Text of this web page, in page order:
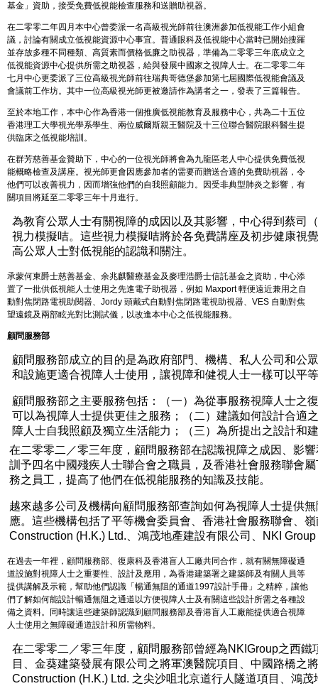
基金」資助，接受免費低視能檢查服務和送贈助視器。
在二零零二年四月本中心曾委派一名高級視光師前往澳洲參加低視能工作小組會
議，討論有關成立低視能資源中心事宜。普通眼科及低視能中心當時已開始搜羅
並存放多種不同種類、高質素而價格低廉之助視器，準備為二零零三年底成立之
低視能資源中心提供所需之助視器，給與發展中國家之視障人士。在二零零二年
七月中心更委派了三位高級視光師前往瑞典哥德堡參加第七屆國際低視能會議及
會議前工作坊。其中一位高級視光師更被邀請作為講者之一，發表了三篇報告。
至於本地工作，本中心作為香港一個推廣低視能教育及服務中心，共為二十五位
香港理工大學視光學系學生、兩位威爾斯親王醫院及十三位聯合醫院眼科醫生提
供臨床之低視能培訓。
在群芳慈善基金贊助下，中心的一位視光師將會為九龍區老人中心提供免費低視
能概略檢查及講座。視光師更會因應參加者的需要而贈送合適的免費助視器，令
他們可以改善視力，因而增強他們的自我照顧能力。因受非典型肺炎之影響，有
關項目將延至二零零三年十月進行。
為教育公眾人士有關視障的成因以及其影響，中心得到蔡司
視力模擬咭。這些視力模擬咭將於各免費講座及初步健康視
高公眾人士對低視能的認識和關注。
承蒙何東爵士慈善基金、余兆麒醫療基金及麥理浩爵士信託基金之資助，中心添
置了一批供低視能人士使用之先進電子助視器，例如 Maxport 輕便遠近兼用之自
動對焦閉路電視助閱器、Jordy 頭戴式自動對焦閉路電視助視器、VES 自動對焦
望遠鏡及兩部眩光對比測試儀，以改進本中心之低視能服務。
顧問服務部
顧問服務部成立的目的是為政府部門、機構、私人公司和公
和設施更適合視障人士使用，讓視障和健視人士一樣可以平
顧問服務部之主要服務包括：（一）為從事服務視障人士之
可以為視障人士提供更佳之服務；（二）建議如何設計合適
障人士自我照顧及獨立生活能力；（三）為所提出之設計和
在二零零二／零三年度，顧問服務部在認識視障之成因、影
訓予四名中國殘疾人士聯合會之職員，及香港社會服務聯會
務之員工，提高了他們在低視能服務的知識及技能。
越來越多公司及機構向顧問服務部查詢如何為視障人士提供
應。這些機構包括了平等機會委員會、香港社會服務聯會、
Construction (H.K.) Ltd.、鴻茂地產建設有限公司、NKI
在過去一年裡，顧問服務部、復康科及香港盲人工廠共同合作，就有關無障礙通
道設施對視障人士之重要性、設計及應用，為香港建築署之建築師及有關人員等
提供講解及示範，幫助他們認識「暢通無阻的通道1997設計手冊」之精粹，讓他
們了解如何能設計暢通無阻之通道以方便視障人士及有關這些設計所需之各種設
備之資料。同時讓這些建築師認識到顧問服務部及香港盲人工廠能提供適合視障
人士使用之無障礙通道設計和所需物料。
在二零零二／零三年度，顧問服務部曾經為NKIGroup之西
目、金葵建築發展有限公司之將軍澳醫院項目、中國路橋之
Construction (H.K.) Ltd. 之尖沙咀北京道行人隧道項目、鴻